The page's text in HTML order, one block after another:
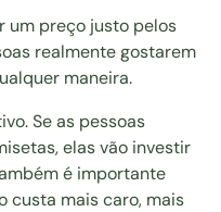
um preço justo pelos
realmente gostarem
maneira.
Se as pessoas
elas vão investir
é importante
custa mais caro, mais